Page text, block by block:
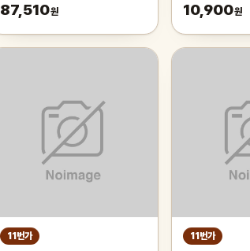
87,510원
츠
10,900원
11번가 11번가